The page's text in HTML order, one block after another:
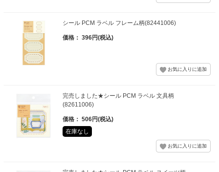
シール PCM ラベル フレーム柄(82441006)
価格： 396円(税込)
完売しました★シール PCM ラベル 文具柄
(82611006)
価格： 506円(税込)
在庫なし